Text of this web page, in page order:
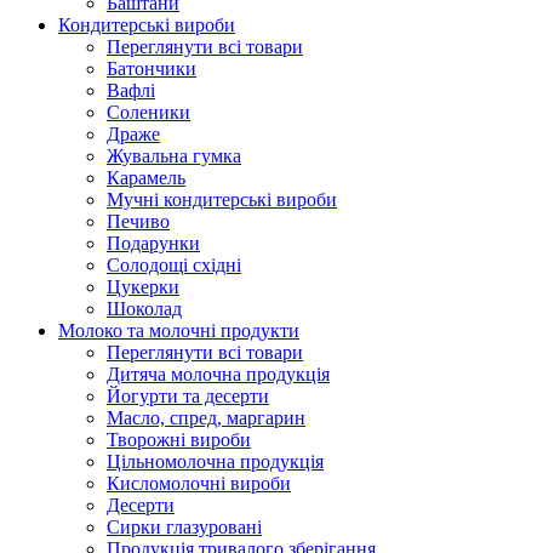
Кондитерські вироби
Переглянути всі товари
Батончики
Вафлі
Соленики
Драже
Жувальнa гумка
Карамель
Мучні кондитерські вироби
Печиво
Подарунки
Солодощі східні
Цукерки
Шоколад
Молоко та молочні продукти
Переглянути всі товари
Дитяча молочна продукція
Йогурти та десерти
Масло, спред, маргарин
Творожні вироби
Цільномолочна продукція
Кисломолочні вироби
Десерти
Сирки глазуровані
Продукція тривалого зберігання